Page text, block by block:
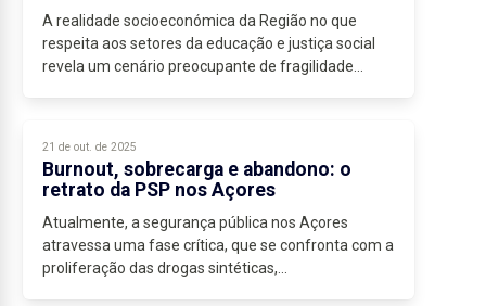
A realidade socioeconómica da Região no que
respeita aos setores da educação e justiça social
revela um cenário preocupante de fragilidade
21 de out. de 2025
Burnout, sobrecarga e abandono: o
retrato da PSP nos Açores
Atualmente, a segurança pública nos Açores
atravessa uma fase crítica, que se confronta com a
proliferação das drogas sintéticas,...